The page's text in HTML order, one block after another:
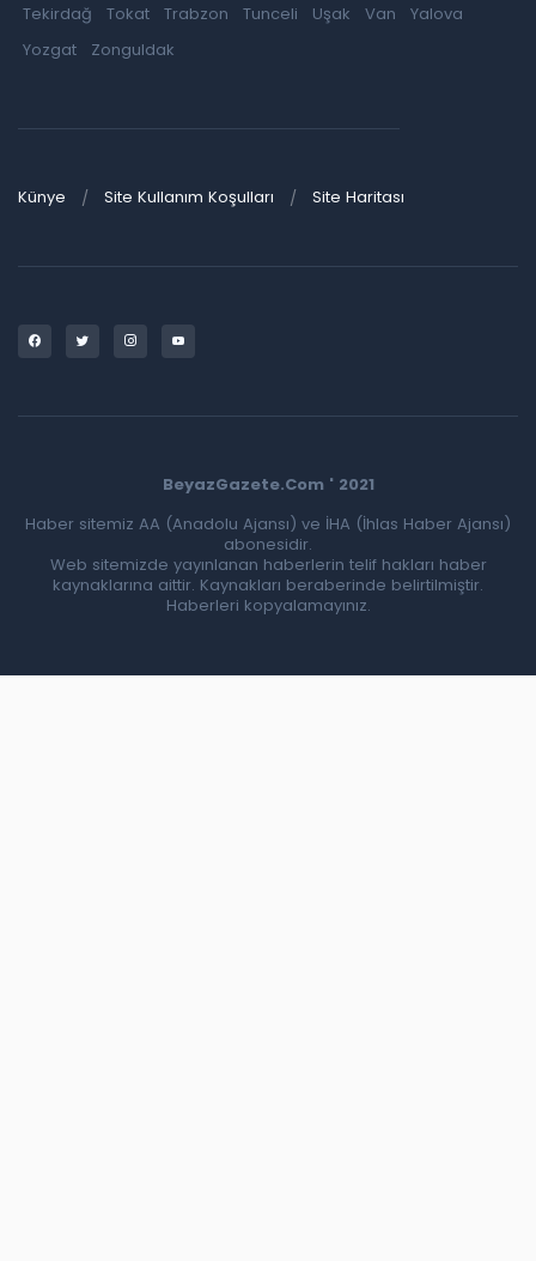
Tekirdağ
Tokat Trabzon Tunceli Uşak Van
Yalova
Yozgat
Zonguldak
Künye Site Kullanım Koşulları Site Haritası
BeyazGazete.Com ' 2021
Haber sitemiz AA (Anadolu Ajansı) ve İHA (İhlas Haber Ajansı)
abonesidir.
Web sitemizde yayınlanan haberlerin telif hakları haber
kaynaklarına aittir. Kaynakları beraberinde belirtilmiştir.
Haberleri kopyalamayınız.